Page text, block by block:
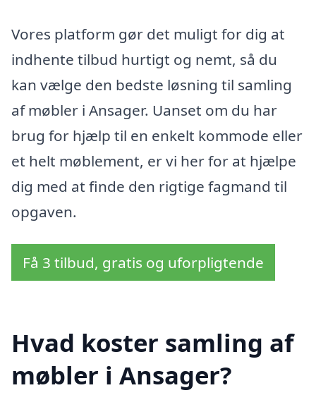
Vores platform gør det muligt for dig at
indhente tilbud hurtigt og nemt, så du
kan vælge den bedste løsning til samling
af møbler i Ansager. Uanset om du har
brug for hjælp til en enkelt kommode eller
et helt møblement, er vi her for at hjælpe
dig med at finde den rigtige fagmand til
opgaven.
Få 3 tilbud, gratis og uforpligtende
Hvad koster samling af
møbler i Ansager?